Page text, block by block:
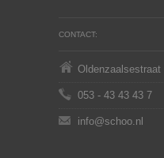
CONTACT:
053 - 43 43 43 7
info@schoo.nl